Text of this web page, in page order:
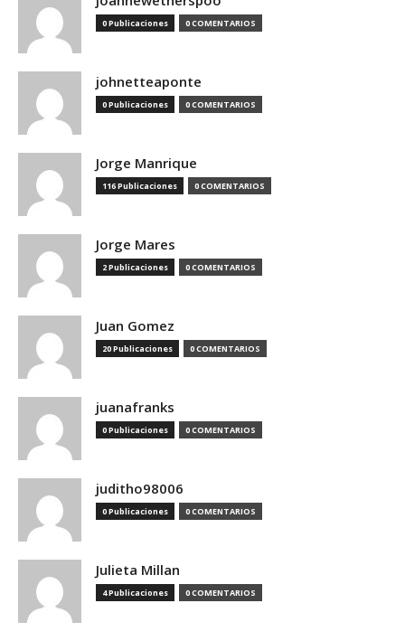
0 Publicaciones 0 COMENTARIOS
johnetteaponte
0 Publicaciones 0 COMENTARIOS
Jorge Manrique
116 Publicaciones 0 COMENTARIOS
Jorge Mares
2 Publicaciones 0 COMENTARIOS
Juan Gomez
20 Publicaciones 0 COMENTARIOS
juanafranks
0 Publicaciones 0 COMENTARIOS
juditho98006
0 Publicaciones 0 COMENTARIOS
Julieta Millan
4 Publicaciones 0 COMENTARIOS